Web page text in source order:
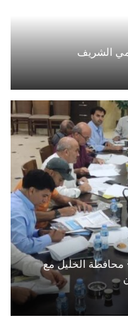
الشريف
– محافظة الخليل مع